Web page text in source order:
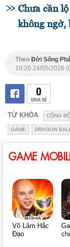
Chưa cần
không ngờ,
Theo Đời Sống
10:20 24/05/2026
0
CHIA SẺ
TỪ KHÓA CỘNG
GAME DRAGON BALL
GAME
Võ Lâm Hắc
Đạo